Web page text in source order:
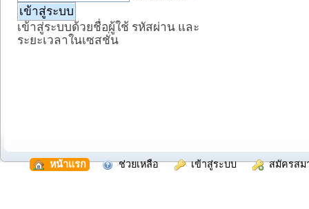
เข้าสู่ระบบด้วยชื่อผู้ใช้ รหัสผ่าน และ
ระยะเวลาในเซสชั่น
หน้าแรก ช่วยเหลือ เข้าสู่ระบบ สมัครสม